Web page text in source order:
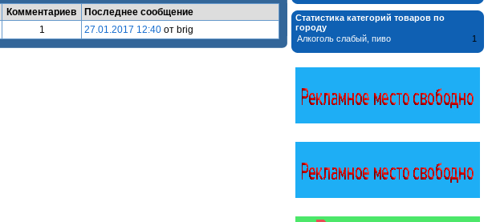
Комментариев
Последнее сообщение
1 27.01.2017 12:40 от brig
Статистика категорий товаров по
городу
Алкоголь слабый, пиво
1